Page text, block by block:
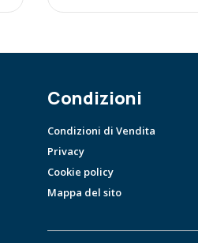
Condizioni
Condizioni di Vendita
Privacy
Cookie policy
Mappa del sito